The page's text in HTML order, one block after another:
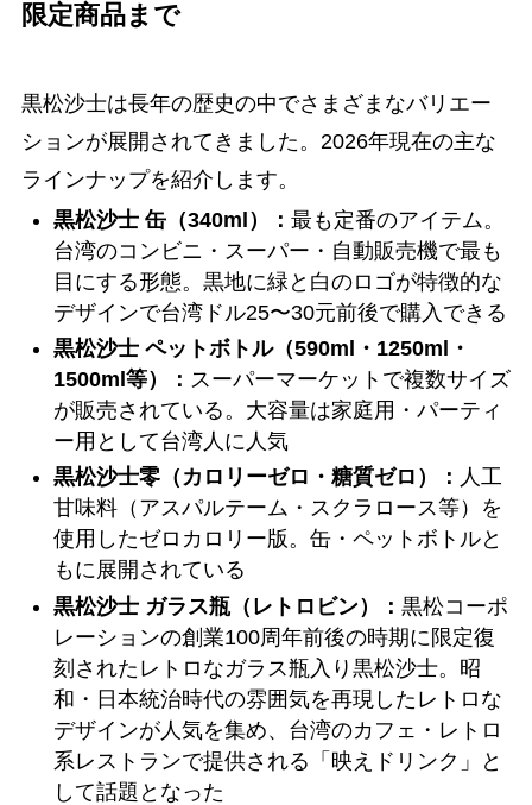
限定商品まで
黒松沙士は長年の歴史の中でさまざまなバリエー
ションが展開されてきました。2026年現在の主な
ラインナップを紹介します。
黒松沙士 缶（340ml）： 最も定番のアイテム。
台湾のコンビニ・スーパー・自動販売機で最も
目にする形態。黒地に緑と白のロゴが特徴的な
デザインで台湾ドル25〜30元前後で購入できる
黒松沙士 ペットボトル（590ml・1250ml・
1500ml等）： スーパーマーケットで複数サイズ
が販売されている。大容量は家庭用・パーティ
ー用として台湾人に人気
黒松沙士零（カロリーゼロ・糖質ゼロ）： 人工
甘味料（アスパルテーム・スクラロース等）を
使用したゼロカロリー版。缶・ペットボトルと
もに展開されている
黒松沙士 ガラス瓶（レトロビン）： 黒松コーポ
レーションの創業100周年前後の時期に限定復
刻されたレトロなガラス瓶入り黒松沙士。昭
和・日本統治時代の雰囲気を再現したレトロな
デザインが人気を集め、台湾のカフェ・レトロ
系レストランで提供される「映えドリンク」と
して話題となった